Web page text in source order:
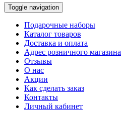
Toggle navigation
Подарочные наборы
Каталог товаров
Доставка и оплата
Адрес розничного магазина
Отзывы
О нас
Акции
Как сделать заказ
Контакты
Личный кабинет